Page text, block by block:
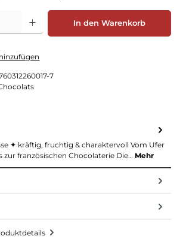
gewünschten Wert ein oder benutze die
In den Warenkorb
7
✦ kräftig, fruchtig & charaktervoll Vom Ufer
zur französischen Chocolaterie Die… Mehr